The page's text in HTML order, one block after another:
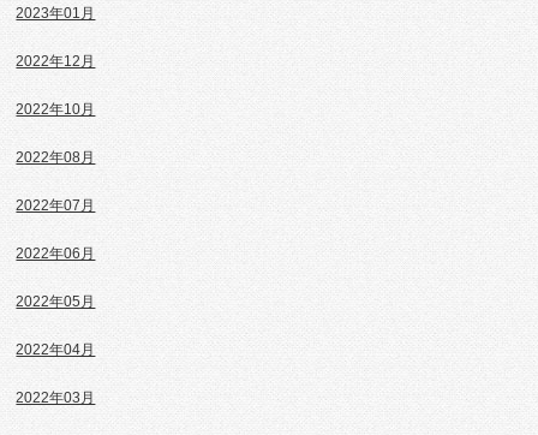
2023年01月
2022年12月
2022年10月
2022年08月
2022年07月
2022年06月
2022年05月
2022年04月
2022年03月